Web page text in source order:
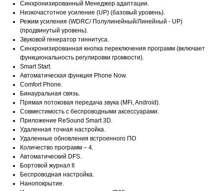
Синхронизированный Менеджер адаптации.
Низкочастотное усиление (UP) (базовый уровень).
Режим усиления (WDRC/ Полулинейный/Линейный - UP)
(продвинутый уровень).
Звуковой генератор тиннитуса.
Синхронизированная кнопка переключения программ (включает
функциональность регулировки громкости).
Smart Start.
Автоматическая функция Phone Now.
Comfort Phone.
Бинауральная связь.
Прямая потоковая передача звука (MFi, Android).
Совместимость с беспроводными аксессуарами.
Приложение ReSound Smart 3D.
Удаленная точная настройка.
Удаленные обновления встроенного ПО
Количество программ – 4.
Автоматический DFS.
Бортовой журнал II
Беспроводная настройка.
Нанопокрытие.